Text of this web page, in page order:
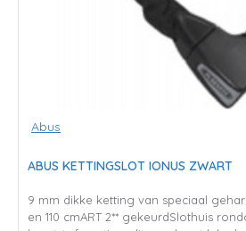
Abus
ABUS KETTINGSLOT IONUS ZWART
9 mm dikke ketting van speciaal
en 110 cmART 2** gekeurdSlothuis